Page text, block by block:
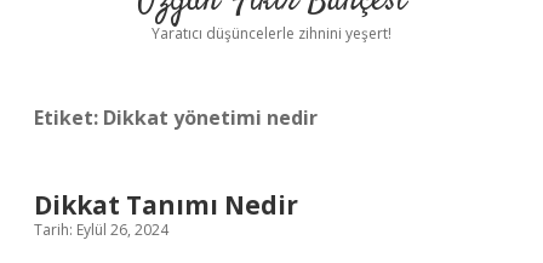
Yasal Uyarı
Yaratıcı düşüncelerle zihnini yeşert!
Etiket: Dikkat yönetimi nedir
Dikkat Tanımı Nedir
Tarih: Eylül 26, 2024